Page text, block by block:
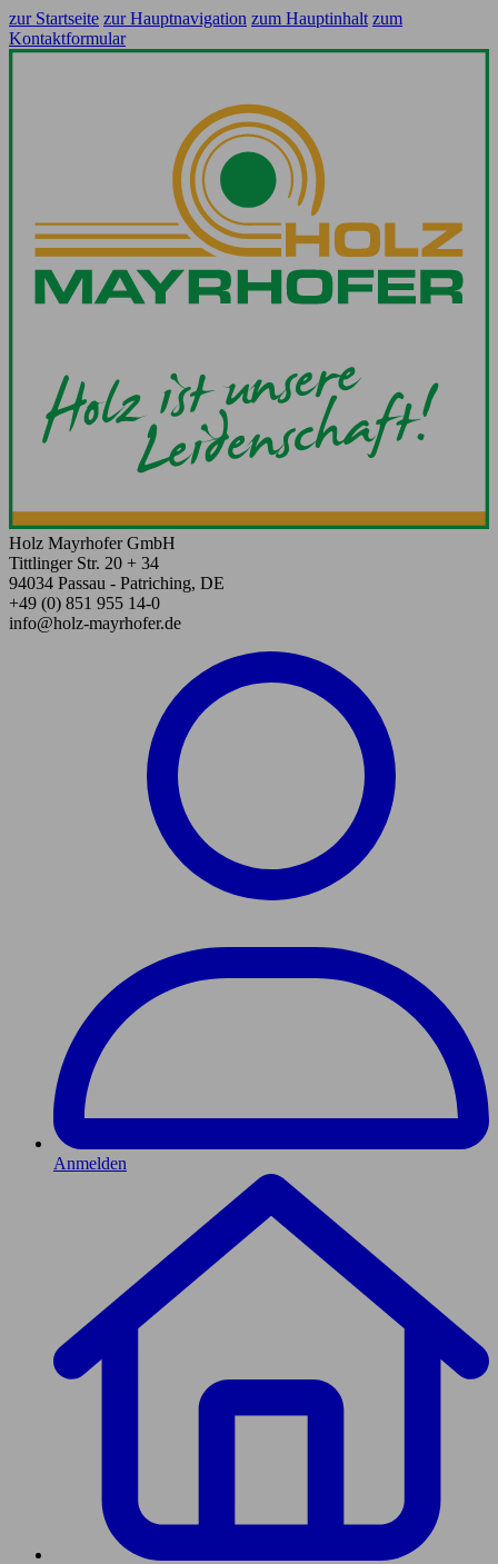
zur Startseite zur Hauptnavigation zum Hauptinhalt zum
Kontaktformular
Holz Mayrhofer GmbH
Tittlinger Str. 20 + 34
94034 Passau - Patriching, DE
+49 (0) 851 955 14-0
info@holz-mayrhofer.de
Anmelden